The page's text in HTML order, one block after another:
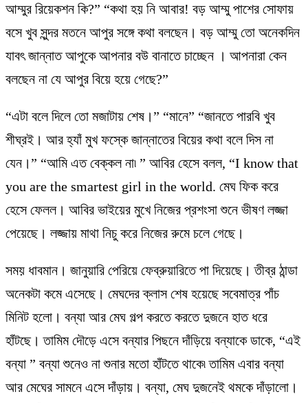
আম্মুর রিয়েকশন কি?” “কথা হয় নি আবার! বড় আম্মু পাশের সোফায়
বসে খুব সুন্দর মতনে আপুর সঙ্গে কথা বলছেন। বড় আম্মু তো অনেকদিন
যাবৎ জান্নাত আপুকে আপনার বউ বানাতে চাচ্ছেন । আপনারা কেন
বলছেন না যে আপুর বিয়ে হয়ে গেছে?”
“এটা বলে দিলে তো মজাটায় শেষ।” “মানে” “জানতে পারবি খুব
শীঘ্রই। আর হ্যাঁ মুখ ফস্কে জান্নাতের বিয়ের কথা বলে দিস না
যেন।” “আমি এত বেক্কল না৷ ” আবির হেসে বলল, “I know that
you are the smartest girl in the world. মেঘ ফিক করে
হেসে ফেলল। আবির ভাইয়ের মুখে নিজের প্রশংসা শুনে ভীষণ লজ্জা
পেয়েছে। লজ্জায় মাথা নিচু করে নিজের রুমে চলে গেছে।
সময় ধাবমান। জানুয়ারি পেরিয়ে ফেব্রুয়ারিতে পা দিয়েছে। তীব্র ঠান্ডা
অনেকটা কমে এসেছে। মেঘদের ক্লাস শেষ হয়েছে সবেমাত্র পাঁচ
মিনিট হলো। বন্যা আর মেঘ গল্প করতে করতে দুজনে হাত ধরে
হাঁটছে। তামিম দৌড়ে এসে বন্যার পিছনে দাঁড়িয়ে বন্যাকে ডাকে, “এই
বন্যা ” বন্যা শুনেও না শুনার মতো হাঁটতে থাকে৷ তামিম এবার বন্যা
আর মেঘের সামনে এসে দাঁড়ায়। বন্যা, মেঘ দুজনেই থমকে দাঁড়ালো।